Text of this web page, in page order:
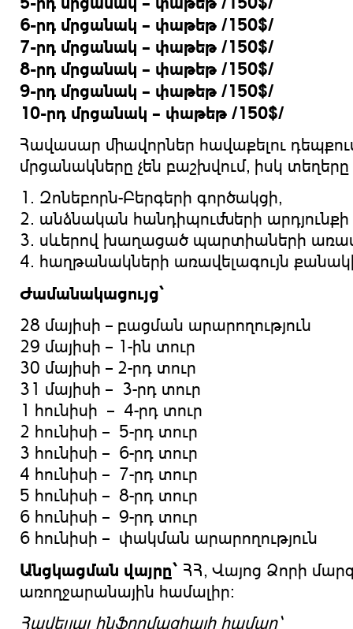
6-րդ մրցանակ – փաթեթ /150$/
7-րդ մրցանակ – փաթեթ /150$/
8-րդ մրցանակ – փաթեթ /150$/
9-րդ մրցանակ – փաթեթ /150$/
10-րդ մրցանակ – փաթեթ /150$/
Հավասար միավորներ հավաքելու
մրցանակները չեն բաշխվում, իսկ տեղերը
1. Զոնեբորն-Բերգերի գործակցի,
2. անձնական հանդիպումների արդյունքի
3. սևերով խաղացած պարտիաների
4. հաղթանակների առավելագույն
Ժամանակացույց`
28 մայիսի – բացման
29 մայիսի – 1-ին տուր
30 մայիսի – 2-րդ տուր
31 մայիսի – 3-րդ տուր
1 հունիսի – 4-րդ տուր
2 հունիսի – 5-րդ տուր
3 հունիսի – 6-րդ տուր
4 հունիսի – 7-րդ տուր
5 հունիսի – 8-րդ տուր
6 հունիսի – 9-րդ տուր
6 հունիսի – փակման
Անցկացման վայրը` ՀՀ, Վայոց Ձորի
առողջարանային համալիր:
Հավելյալ ինֆորմացիայի համար՝